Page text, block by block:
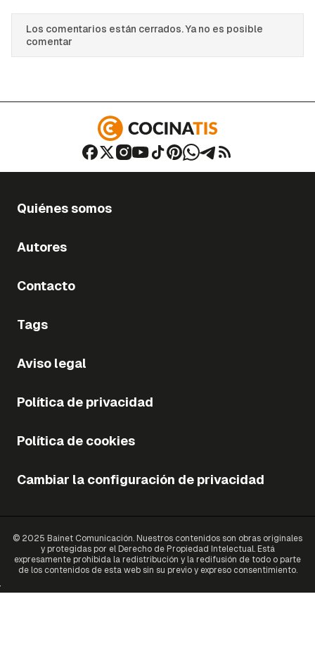
Los comentarios están cerrados. Ya no es posible
comentar
Quiénes somos
Autores
Contacto
Tags
Aviso legal
Política de privacidad
Política de cookies
Cambiar la configuración de privacidad
© 2025 Bainet Comunicación. Nuestros contenidos son obras originales
y protegidas por el Derecho de Propiedad Intelectual. Está
expresamente prohibida la redistribución y la redifusión de todo o parte
de los contenidos de esta web sin su previo y expreso consentimiento.